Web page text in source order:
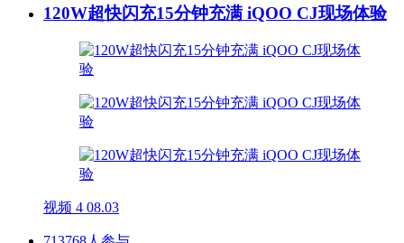
120W超快闪充15分钟充满 iQOO CJ现场体验
视频 4 08.03